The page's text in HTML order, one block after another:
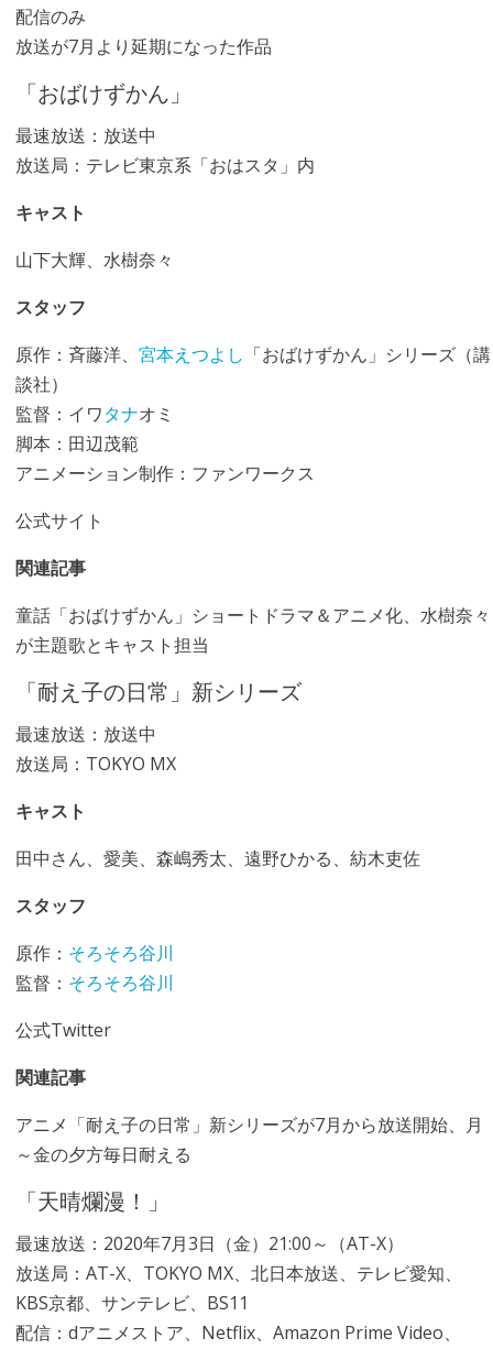
配信のみ
放送が7月より延期になった作品
「おばけずかん」
最速放送：放送中
放送局：テレビ東京系「おはスタ」内
キャスト
山下大輝、水樹奈々
スタッフ
原作：斉藤洋、 宮本えつよし 「おばけずかん」シリーズ（講
談社）
監督：イワタナオミ
脚本：田辺茂範
アニメーション制作：ファンワークス
公式サイト
関連記事
童話「おばけずかん」ショートドラマ＆アニメ化、水樹奈々
が主題歌とキャスト担当
「耐え子の日常」新シリーズ
最速放送：放送中
放送局：TOKYO MX
キャスト
田中さん、愛美、森嶋秀太、遠野ひかる、紡木吏佐
スタッフ
原作： そろそろ谷川
監督： そろそろ谷川
公式Twitter
関連記事
アニメ「耐え子の日常」新シリーズが7月から放送開始、月
～金の夕方毎日耐える
「天晴爛漫！」
最速放送：2020年7月3日（金）21:00～（AT-X）
放送局：AT-X、TOKYO MX、北日本放送、テレビ愛知、
KBS京都、サンテレビ、BS11
配信：dアニメストア、Netflix、Amazon Prime Video、